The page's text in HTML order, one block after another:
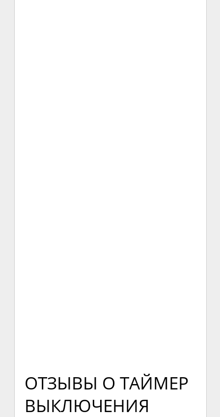
ОТЗЫВЫ О ТАЙМЕР
ВЫКЛЮЧЕНИЯ